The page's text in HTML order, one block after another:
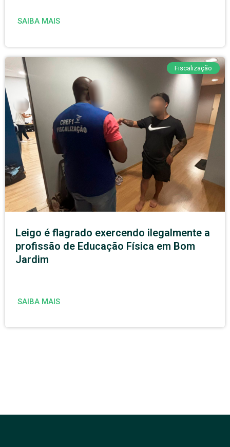
SAIBA MAIS
Fiscalização
Leigo é flagrado exercendo ilegalmente a
profissão de Educação Física em Bom
Jardim
SAIBA MAIS